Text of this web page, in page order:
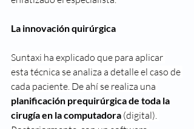
La innovación quirúrgica
Suntaxi ha explicado que para aplicar
esta técnica se analiza a detalle el caso de
cada paciente. De ahí se realiza una
planificación prequirúrgica de toda la
cirugía en la computadora (digital).